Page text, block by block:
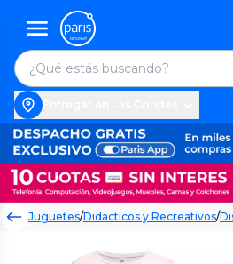
Juguetes/Didácticos y Recreativos/